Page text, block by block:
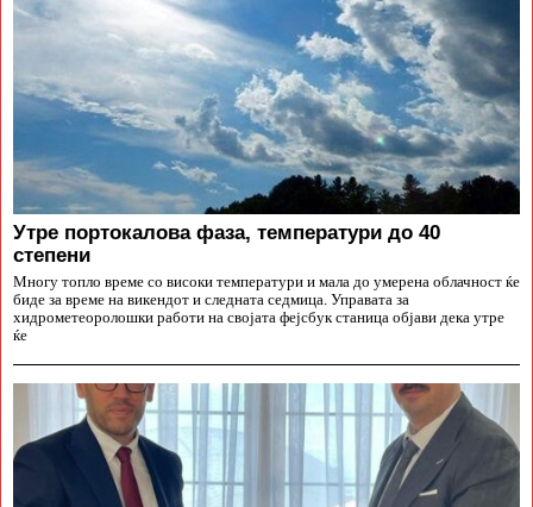
Утре портокалова фаза, температури до 40
степени
Многу топло време со високи температури и мала до умерена облачност ќе
биде за време на викендот и следната седмица. Управата за
хидрометеоролошки работи на својата фејсбук станица објави дека утре
ќе